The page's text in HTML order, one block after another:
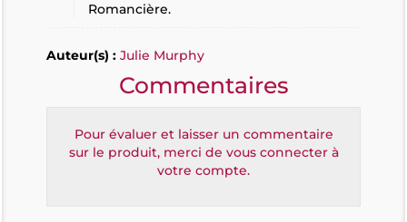
Romancière.
Auteur(s) : Julie Murphy
Commentaires
Pour évaluer et laisser un commentaire
sur le produit, merci de vous connecter à
votre compte.